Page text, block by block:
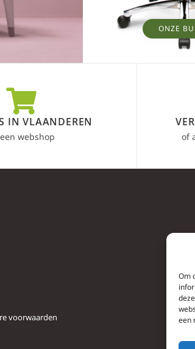
Om
een
ONZE
IN VLAANDEREN
webshop of
voorwaarden